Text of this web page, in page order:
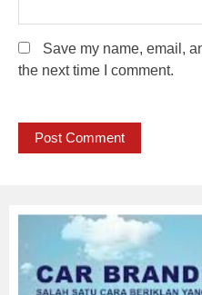
Save my name, email,
the next time I comment.